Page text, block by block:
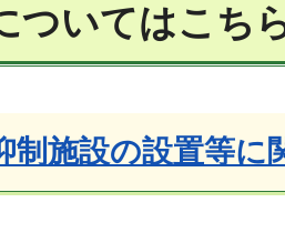
ついてはこち
制施設の設置等に